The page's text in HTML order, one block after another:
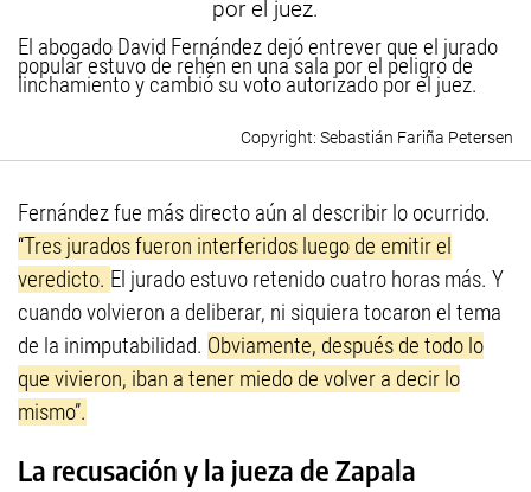
El abogado David Fernández dejó entrever que el jurado
popular estuvo de rehén en una sala por el peligro de
linchamiento y cambió su voto autorizado por el juez.
Sebastián Fariña Petersen
Fernández fue más directo aún al describir lo ocurrido.
“Tres jurados fueron interferidos luego de emitir el
veredicto. El jurado estuvo retenido cuatro horas más. Y
cuando volvieron a deliberar, ni siquiera tocaron el tema
de la inimputabilidad. Obviamente, después de todo lo
que vivieron, iban a tener miedo de volver a decir lo
mismo”.
La recusación y la jueza de Zapala